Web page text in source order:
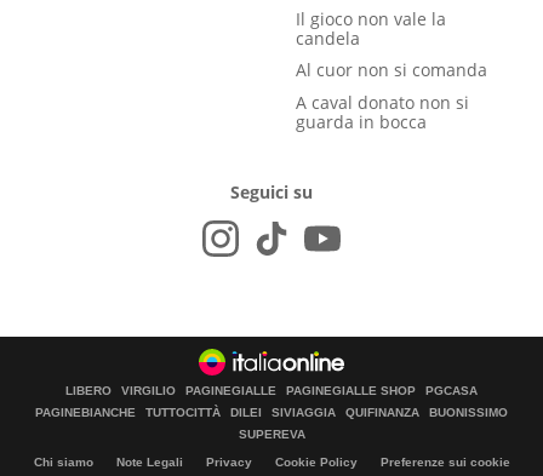
Il gioco non vale la
candela
Al cuor non si comanda
A caval donato non si
guarda in bocca
Seguici su
LIBERO VIRGILIO PAGINEGIALLE PAGINEGIALLE SHOP
PGCASA
PAGINEBIANCHE
TUTTOCITTÀ DILEI SIVIAGGIA QUIFINANZA
BUONISSIMO
SUPEREVA
Chi siamo Note Legali Privacy Cookie Policy
Preferenze sui cookie